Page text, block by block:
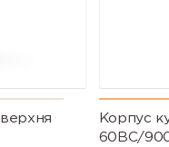
Корпус
60ВС/